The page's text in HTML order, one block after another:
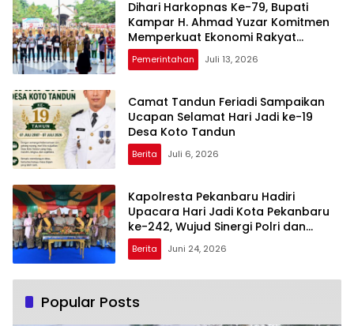
Dihari Harkopnas Ke-79, Bupati
Kampar H. Ahmad Yuzar Komitmen
Memperkuat Ekonomi Rakyat
Berbasis Koperasi
Pemerintahan Juli 13, 2026
Camat Tandun Feriadi Sampaikan
Ucapan Selamat Hari Jadi ke-19
Desa Koto Tandun
Berita Juli 6, 2026
Kapolresta Pekanbaru Hadiri
Upacara Hari Jadi Kota Pekanbaru
ke-242, Wujud Sinergi Polri dan
Pemerintah Daerah
Berita Juni 24, 2026
Popular Posts